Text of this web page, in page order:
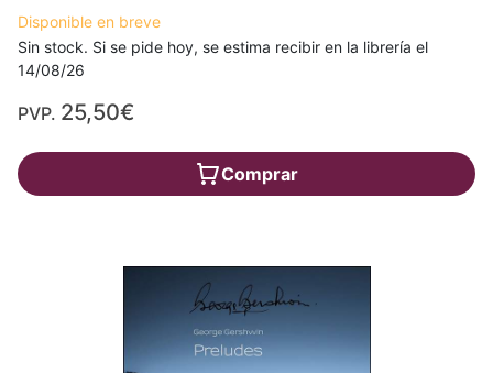
Disponible en breve
Sin stock. Si se pide hoy, se estima recibir en la librería el
14/08/26
PVP. 25,50€
Comprar